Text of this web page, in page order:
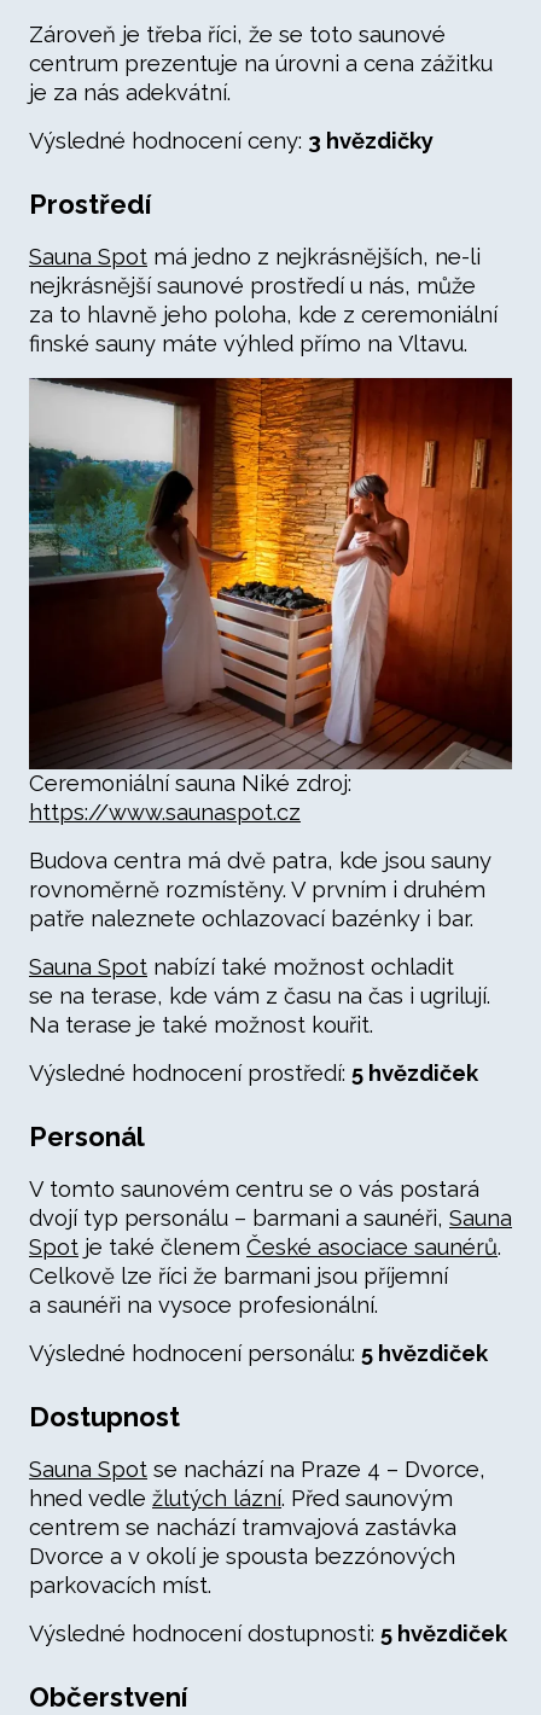
Zároveň je třeba říci, že se toto saunové
centrum prezentuje na úrovni a cena zážitku
je za nás adekvátní.
Výsledné hodnocení ceny: 3 hvězdičky
Prostředí
Sauna Spot má jedno z nejkrásnějších, ne-li
nejkrásnější saunové prostředí u nás, může
za to hlavně jeho poloha, kde z ceremoniální
finské sauny máte výhled přímo na Vltavu.
Ceremoniální sauna Niké zdroj:
https://www.saunaspot.cz
Budova centra má dvě patra, kde jsou sauny
rovnoměrně rozmístěny. V prvním i druhém
patře naleznete ochlazovací bazénky i bar.
Sauna Spot nabízí také možnost ochladit
se na terase, kde vám z času na čas i ugrilují.
Na terase je také možnost kouřit.
Výsledné hodnocení prostředí: 5 hvězdiček
Personál
V tomto saunovém centru se o vás postará
dvojí typ personálu – barmani a saunéři, Sauna
Spot je také členem České asociace saunérů.
Celkově lze říci že barmani jsou příjemní
a saunéři na vysoce profesionální.
Výsledné hodnocení personálu: 5 hvězdiček
Dostupnost
Sauna Spot se nachází na Praze 4 – Dvorce,
hned vedle žlutých lázní. Před saunovým
centrem se nachází tramvajová zastávka
Dvorce a v okolí je spousta bezzónových
parkovacích míst.
Výsledné hodnocení dostupnosti: 5 hvězdiček
Občerstvení